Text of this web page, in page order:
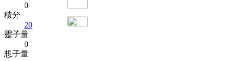
0
積分
20
靈子量
0
想子量